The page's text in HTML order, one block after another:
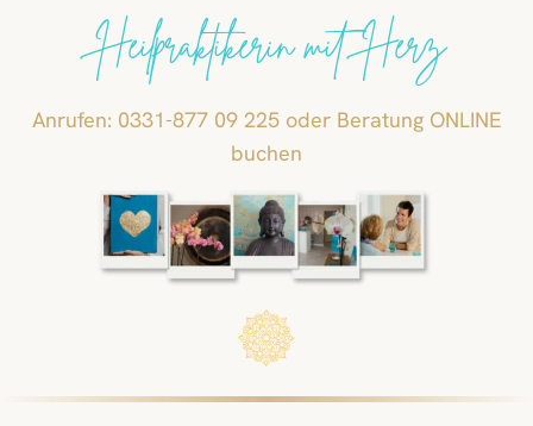
Heilpraktikerin mit Herz
Anrufen: 0331-877 09 225 oder Beratung ONLINE
buchen